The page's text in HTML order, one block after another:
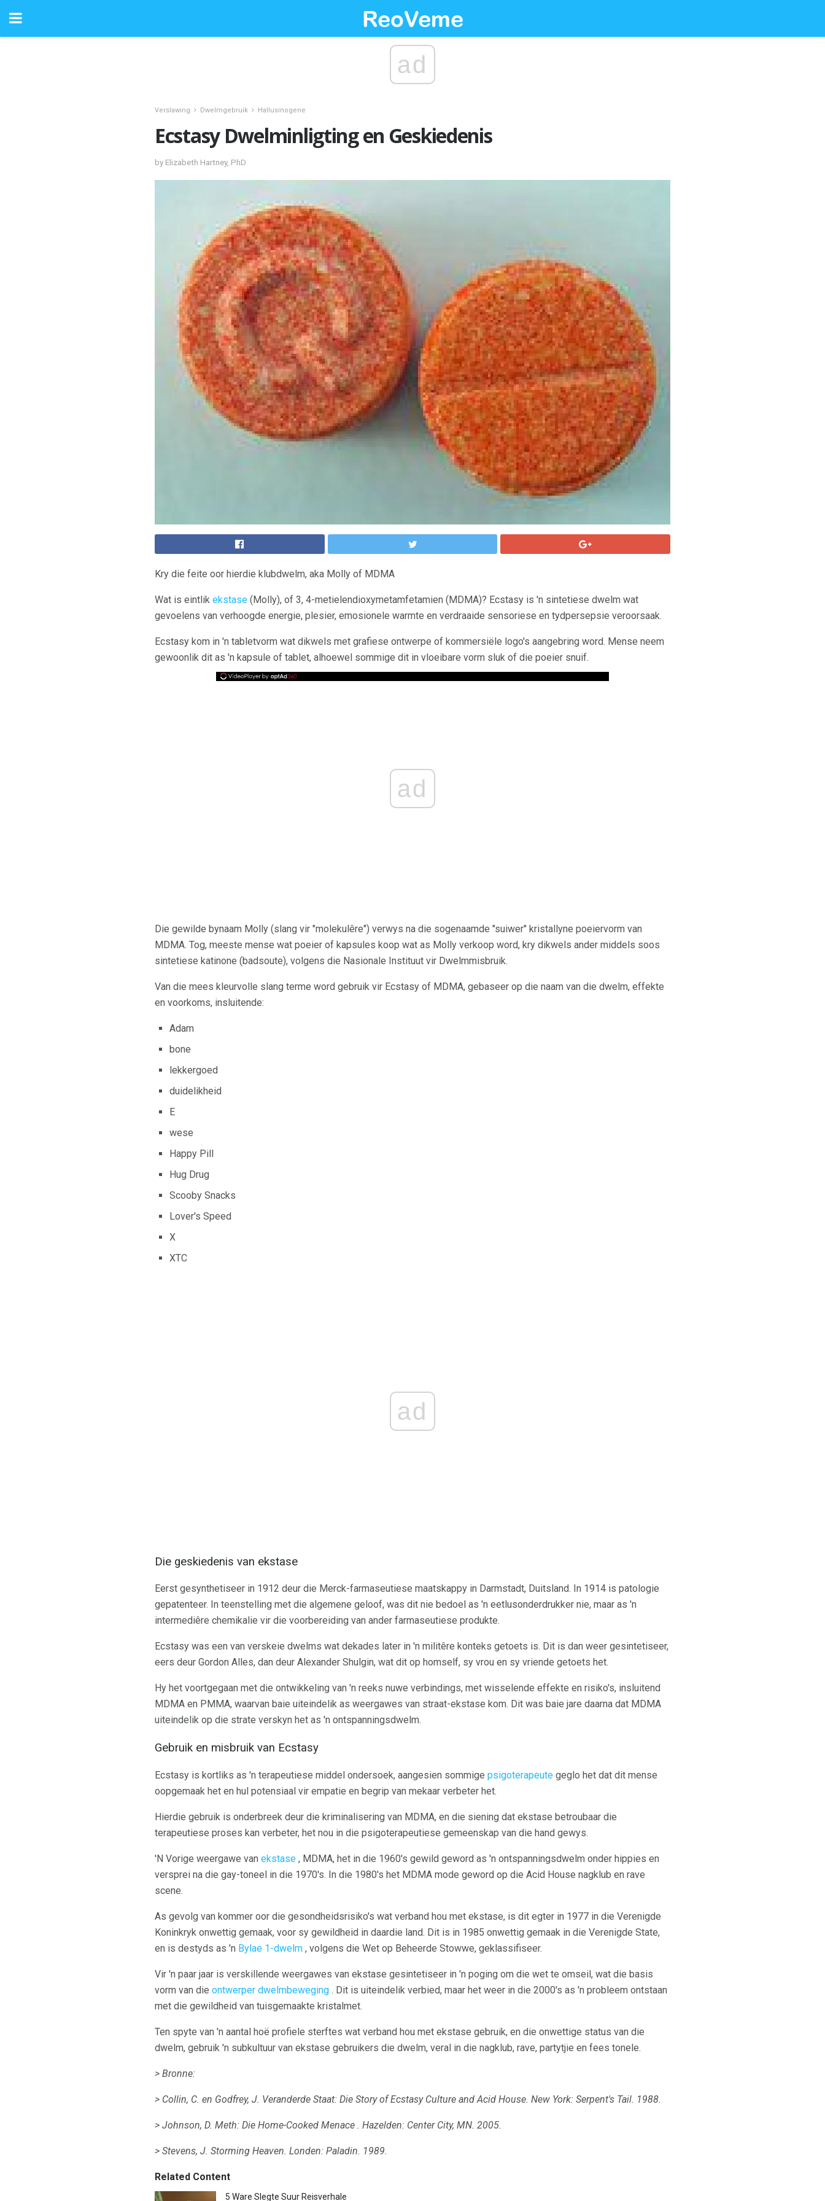
ad
Verslawing Dwelmgebruik Hallusinogene
Ecstasy Dwelminligting en Geskiedenis
by Elizabeth Hartney, PhD
Kry die feite oor hierdie klubdwelm, aka Molly of MDMA
Wat is eintlik ekstase (Molly), of 3, 4-metielendioxymetamfetamien (MDMA)? Ecstasy is 'n sintetiese dwelm wat
gevoelens van verhoogde energie, plesier, emosionele warmte en verdraaide sensoriese en tydpersepsie veroorsaak.
Ecstasy kom in 'n tabletvorm wat dikwels met grafiese ontwerpe of kommersiële logo's aangebring word. Mense neem
gewoonlik dit as 'n kapsule of tablet, alhoewel sommige dit in vloeibare vorm sluk of die poeier snuif.
ad
Die gewilde bynaam Molly (slang vir "molekulêre") verwys na die sogenaamde "suiwer" kristallyne poeiervorm van
MDMA. Tog, meeste mense wat poeier of kapsules koop wat as Molly verkoop word, kry dikwels ander middels soos
sintetiese katinone (badsoute), volgens die Nasionale Instituut vir Dwelmmisbruik.
Van die mees kleurvolle slang terme word gebruik vir Ecstasy of MDMA, gebaseer op die naam van die dwelm, effekte
en voorkoms, insluitende:
Adam
bone
lekkergoed
duidelikheid
E
wese
Happy Pill
Hug Drug
Scooby Snacks
Lover's Speed
X
XTC
ad
Die geskiedenis van ekstase
Eerst gesynthetiseer in 1912 deur die Merck-farmaseutiese maatskappy in Darmstadt, Duitsland. In 1914 is patologie
gepatenteer. In teenstelling met die algemene geloof, was dit nie bedoel as 'n eetlusonderdrukker nie, maar as 'n
intermediêre chemikalie vir die voorbereiding van ander farmaseutiese produkte.
Ecstasy was een van verskeie dwelms wat dekades later in 'n militêre konteks getoets is. Dit is dan weer gesintetiseer,
eers deur Gordon Alles, dan deur Alexander Shulgin, wat dit op homself, sy vrou en sy vriende getoets het.
Hy het voortgegaan met die ontwikkeling van 'n reeks nuwe verbindings, met wisselende effekte en risiko's, insluitend
MDMA en PMMA, waarvan baie uiteindelik as weergawes van straat-ekstase kom. Dit was baie jare daarna dat MDMA
uiteindelik op die strate verskyn het as 'n ontspanningsdwelm.
Gebruik en misbruik van Ecstasy
Ecstasy is kortliks as 'n terapeutiese middel ondersoek, aangesien sommige psigoterapeute geglo het dat dit mense
oopgemaak het en hul potensiaal vir empatie en begrip van mekaar verbeter het.
Hierdie gebruik is onderbreek deur die kriminalisering van MDMA, en die siening dat ekstase betroubaar die
terapeutiese proses kan verbeter, het nou in die psigoterapeutiese gemeenskap van die hand gewys.
'N Vorige weergawe van ekstase , MDMA, het in die 1960's gewild geword as 'n ontspanningsdwelm onder hippies en
versprei na die gay-toneel in die 1970's. In die 1980's het MDMA mode geword op die Acid House nagklub en rave
scene.
As gevolg van kommer oor die gesondheidsrisiko's wat verband hou met ekstase, is dit egter in 1977 in die Verenigde
Koninkryk onwettig gemaak, voor sy gewildheid in daardie land. Dit is in 1985 onwettig gemaak in die Verenigde State,
en is destyds as 'n Bylae 1-dwelm , volgens die Wet op Beheerde Stowwe, geklassifiseer.
Vir 'n paar jaar is verskillende weergawes van ekstase gesintetiseer in 'n poging om die wet te omseil, wat die basis
vorm van die ontwerper dwelmbeweging . Dit is uiteindelik verbied, maar het weer in die 2000's as 'n probleem ontstaan ​​
met die gewildheid van tuisgemaakte kristalmet.
Ten spyte van 'n aantal hoë profiele sterftes wat verband hou met ekstase gebruik, en die onwettige status van die
dwelm, gebruik 'n subkultuur van ekstase gebruikers die dwelm, veral in die nagklub, rave, partytjie en fees tonele.
> Bronne:
> Collin, C. en Godfrey, J. Veranderde Staat: Die Story of Ecstasy Culture and Acid House. New York: Serpent's Tail. 1988.
> Johnson, D. Meth: Die Home-Cooked Menace . Hazelden: Center City, MN. 2005.
> Stevens, J. Storming Heaven. Londen: Paladin. 1989.
Related Content
5 Ware Slegte Suur Reisverhale